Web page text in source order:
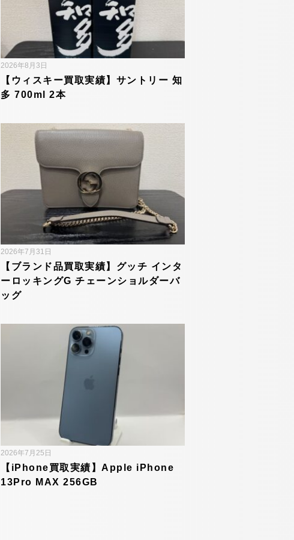
【ウィスキー買取実績】サントリー 知
多 700ml 2本
2026年8月3日
【ブランド品買取実績】グッチ インタ
ーロッキングG チェーンショルダーバ
ッグ
2026年7月31日
【iPhone買取実績】Apple iPhone
13Pro MAX 256GB
2026年7月25日